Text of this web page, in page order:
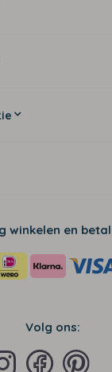
winkelen en
Volg ons: